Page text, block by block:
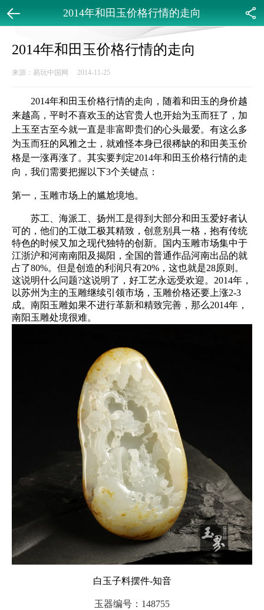
2014年和田玉价格行情的走向
2014年和田玉价格行情的走向
来源：易玩中国网 2014-11-25
2014年和田玉价格行情的走向，随着和田玉的身价越
来越高，平时不喜欢玉的达官贵人也开始为玉而狂了，加
上玉至古至今就一直是非富即贵们的心头最爱。有这么多
为玉而狂的风雅之士，就难怪本身已很稀缺的和田美玉价
格是一涨再涨了。其实要判定2014年和田玉价格行情的走
向，我们需要把握以下3个关键点：
第一，玉雕市场上的尴尬境地。
苏工、海派工、扬州工是得到大部分和田玉爱好者认
可的，他们的工做工极其精致，创意别具一格，抱有传统
特色的时候又加之现代独特的创新。国内玉雕市场集中于
江浙沪和河南南阳及揭阳，全国的普通作品河南出品的就
占了80%。但是创造的利润只有20%，这也就是28原则。
这说明什么问题?这说明了，好工艺永远受欢迎。2014年，
以苏州为主的玉雕继续引领市场，玉雕价格还要上涨2-3
成。南阳玉雕如果不进行革新和精致完善，那么2014年，
南阳玉雕处境很难。
白玉子料摆件-知音
玉器编号：148755